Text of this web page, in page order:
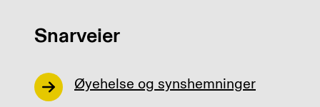
Snarveier
Øyehelse og synshemninger